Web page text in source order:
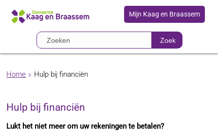
Mijn Kaag en Braassem
Zoek
Home Hulp bij financiën
Hulp bij financiën
Lukt het niet meer om uw rekeningen te betalen?